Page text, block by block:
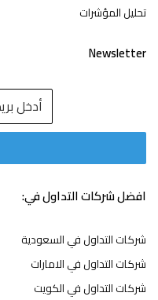
تحليل المؤشرات
Newsletter
افضل شركات التداول في:
شركات التداول في السعودية
شركات التداول في الامارات
شركات التداول في الكويت